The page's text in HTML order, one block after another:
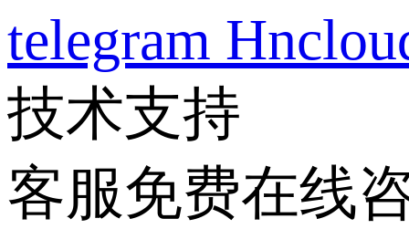
telegram
技术支持
客服免费在线